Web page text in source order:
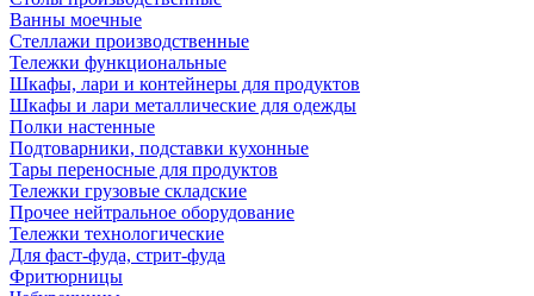
Ванны моечные
Стеллажи производственные
Тележки функциональные
Шкафы, лари и контейнеры для продуктов
Шкафы и лари металлические для одежды
Полки настенные
Подтоварники, подставки кухонные
Тары переносные для продуктов
Тележки грузовые складские
Прочее нейтральное оборудование
Тележки технологические
Для фаст-фуда, стрит-фуда
Фритюрницы